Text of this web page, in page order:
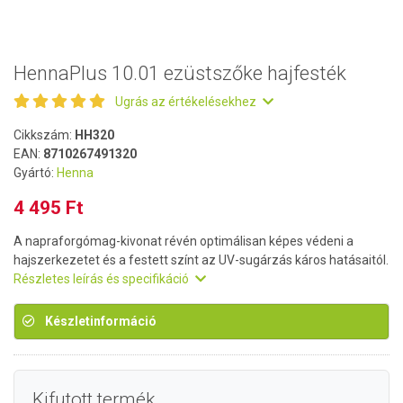
HennaPlus 10.01 ezüstszőke hajfesték
Ugrás az értékelésekhez
Cikkszám: HH320
EAN: 8710267491320
Gyártó: Henna
4 495 Ft
A napraforgómag-kivonat révén optimálisan képes védeni a
hajszerkezetet és a festett színt az UV-sugárzás káros hatásaitól.
Részletes leírás és specifikáció
Készletinformáció